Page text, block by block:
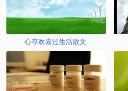
心存欢喜过生活散文